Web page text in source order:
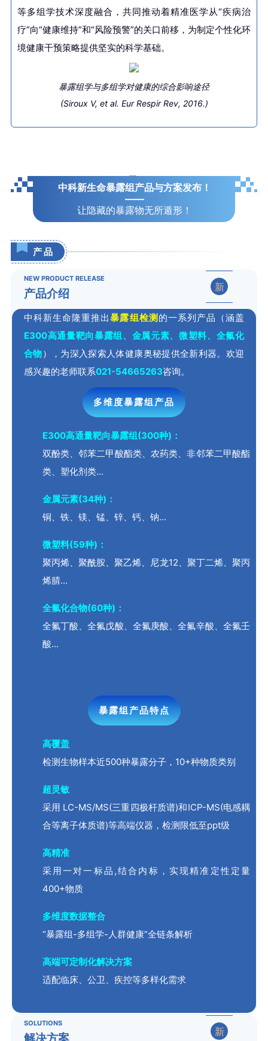
等多组学技术深度融合，共同推动着精准医学从“疾病治
疗”向“健康维持”和“风险预警”的关口前移，为制定个性化环
境健康干预策略提供坚实的科学基础。
暴露组学与多组学对健康的综合影响途径
(Siroux V, et al. Eur Respir Rev, 2016.)
中科新生命暴露组产品与方案发布！
——
让隐藏的暴露物无所遁形！
产品
NEW PRODUCT RELEASE
产品介绍 新
中科新生命隆重推出暴露组检测的一系列产品（涵盖
E300高通量靶向暴露组、金属元素、微塑料、全氟化
合物），为深入探索人体健康奥秘提供全新利器。欢迎
感兴趣的老师联系021-54665263咨询。
多维度暴露组产品
E300高通量靶向暴露组(300种)：
双酚类、邻苯二甲酸酯类、农药类、非邻苯二甲酸酯
类、塑化剂类...
金属元素(34种)：
铜、铁、镁、锰、锌、钙、钠...
微塑料(59种)：
聚丙烯、聚酰胺、聚乙烯、尼龙12、聚丁二烯、聚丙
烯腈...
全氟化合物(60种)：
全氟丁酸、全氟戊酸、全氟庚酸、全氟辛酸、全氟壬
酸...
暴露组产品特点
高覆盖
检测生物样本近500种暴露分子，10+种物质类别
超灵敏
采用 LC-MS/MS(三重四极杆质谱)和ICP-MS(电感耦
合等离子体质谱)等高端仪器， 检测限低至ppt级
高精准
采用一对一标品,结合内标， 实现精准定性定量
400+物质
多维度数据整合
“暴露组-多组学-人群健康”全链条解析
高端可定制化解决方案
适配临床、公卫、疾控等多样化需求
SOLUTIONS
解决方案 新